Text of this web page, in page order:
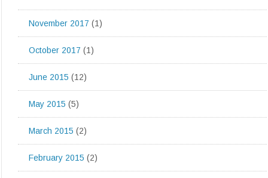
November 2017 (1)
October 2017 (1)
June 2015 (12)
May 2015 (5)
March 2015 (2)
February 2015 (2)